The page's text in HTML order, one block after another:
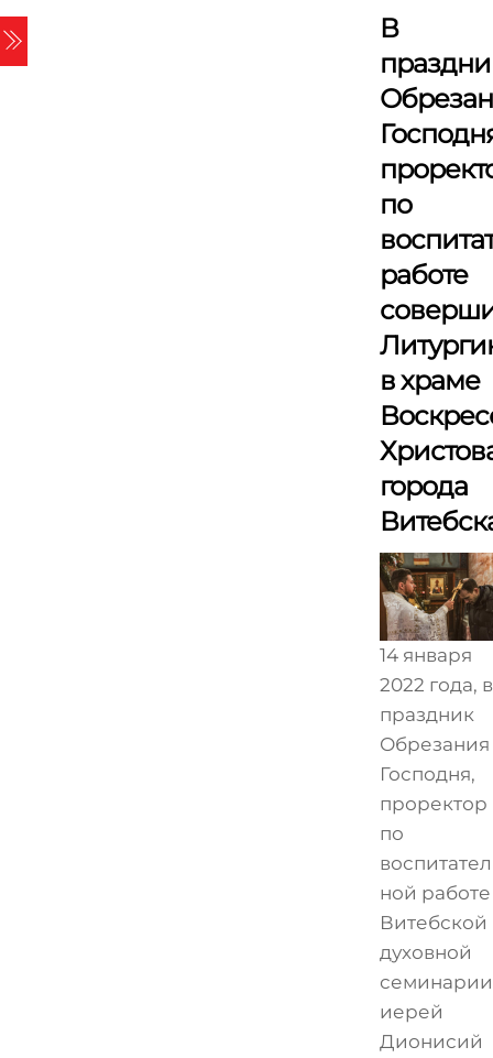
Skip
to
content
В
по
работе
в храме
города
14 января
2022 года, в
праздник
Обрезания
Господня,
проректор
по
ной работе
Витебской
духовной
семинарии
иерей
Дионисий